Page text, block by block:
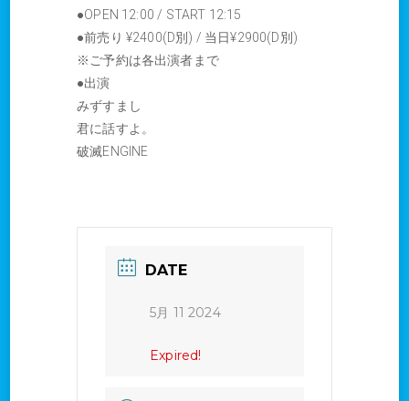
●OPEN 12:00 / START 12:15
●前売り ¥2400(D別) / 当日¥2900(D別)
※ご予約は各出演者まで
●出演
みずすまし
君に話すよ。
破滅ENGINE
DATE
5月 11 2024
Expired!